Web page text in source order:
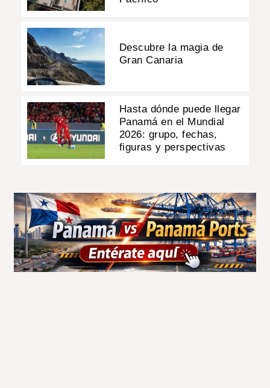
Descubre la magia de
Gran Canaria
Hasta dónde puede llegar
Panamá en el Mundial
2026: grupo, fechas,
figuras y perspectivas